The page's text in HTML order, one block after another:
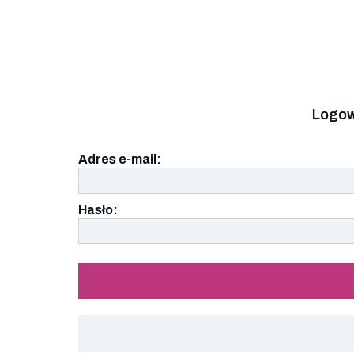
Adres e-mail:
Hasło: